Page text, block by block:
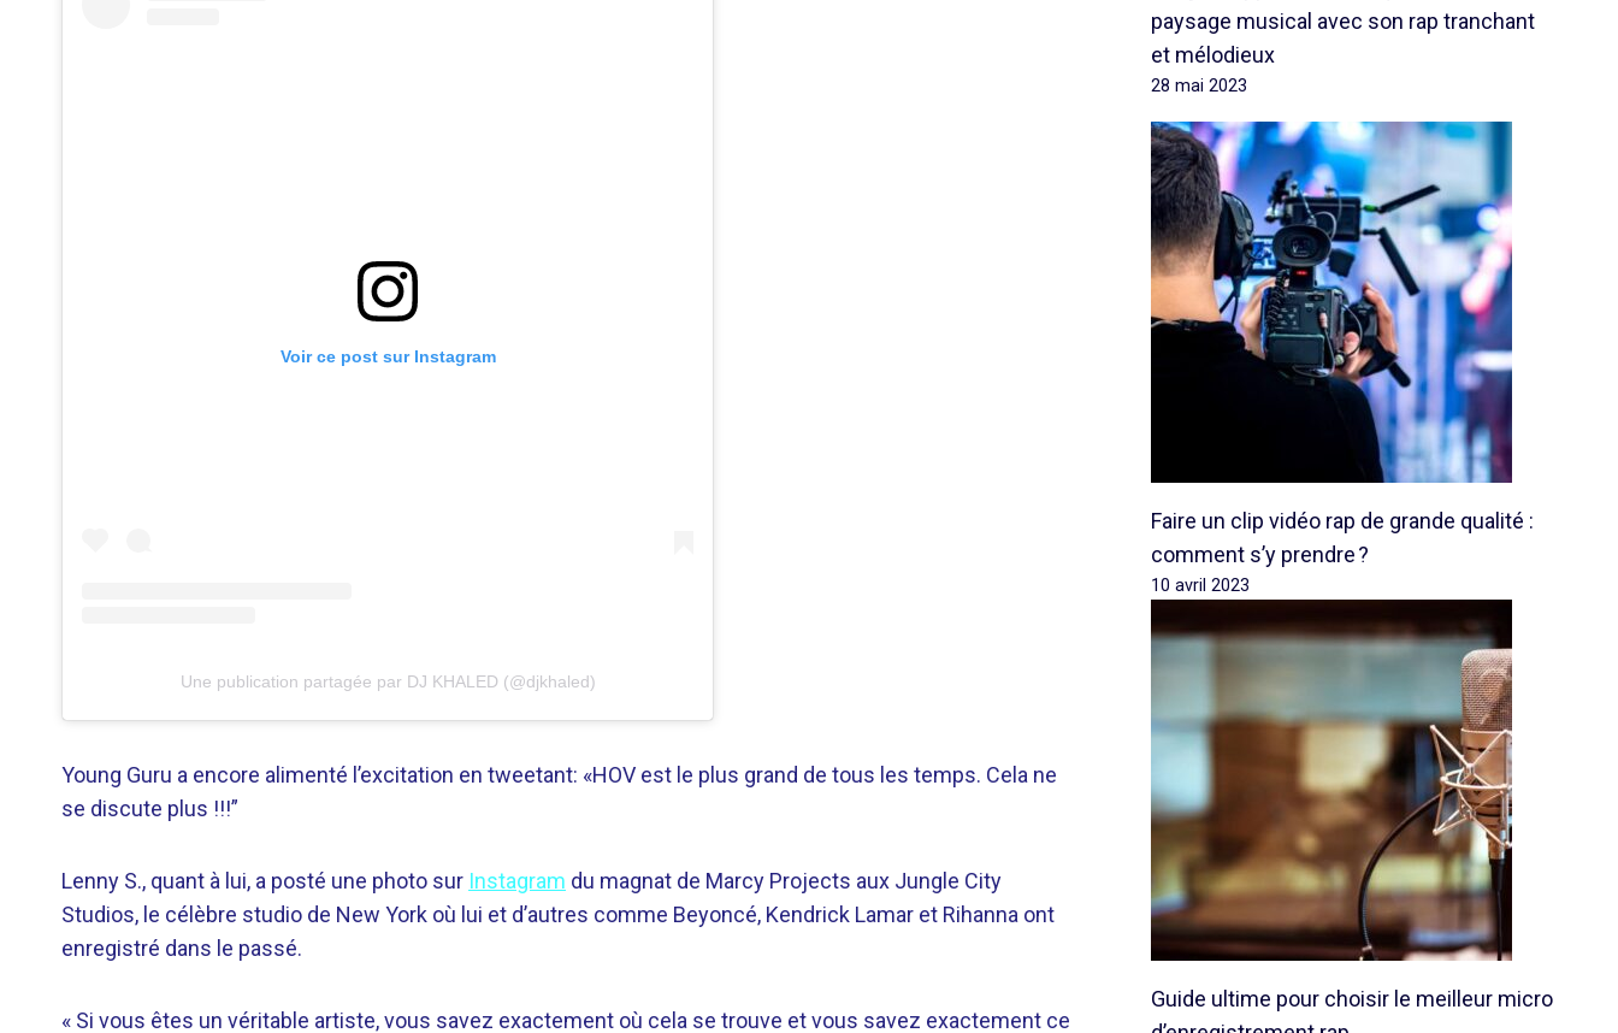
Voir ce post sur Instagram
Une publication partagée par DJ KHALED (@djkhaled)
Young Guru a encore alimenté l’excitation en tweetant: «HOV est le plus grand de tous les temps. Cela ne
se discute plus !!!”
Lenny S., quant à lui, a posté une photo sur Instagram du magnat de Marcy Projects aux Jungle City
Studios, le célèbre studio de New York où lui et d’autres comme Beyoncé, Kendrick Lamar et Rihanna ont
enregistré dans le passé.
« Si vous êtes un véritable artiste, vous savez exactement où cela se trouve et vous savez exactement ce
paysage musical avec son rap tranchant
et mélodieux
28 mai 2023
Faire un clip vidéo rap de grande qualité :
comment s’y prendre ?
10 avril 2023
Guide ultime pour choisir le meilleur micro